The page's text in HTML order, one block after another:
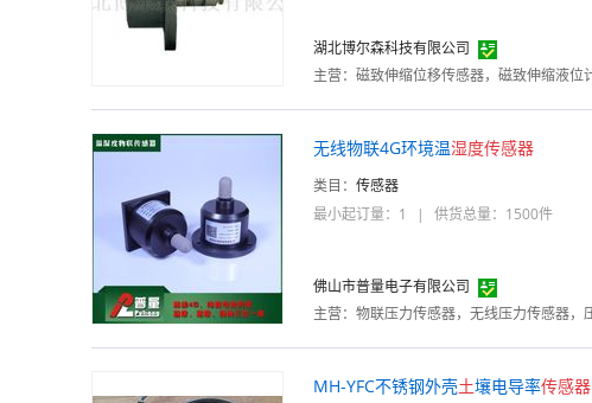
湖北博尔森科技有限公司
主营：
无线物联4G环境温湿度传感器
类目： 传感器
最小起订量：1
| 供货总量：1500件
佛山市普量电子有限公司
主营：
MH-YFC不锈钢外壳土壤电导率传感器